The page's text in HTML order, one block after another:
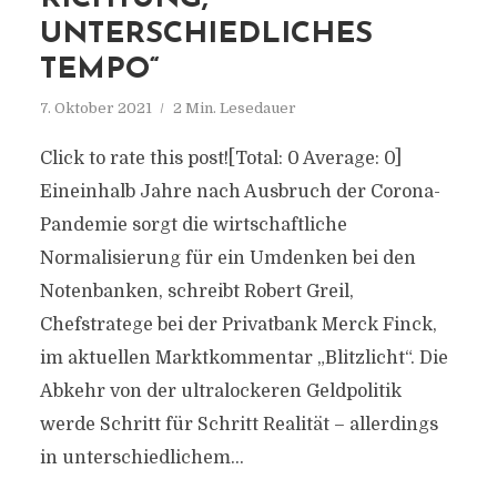
UNTERSCHIEDLICHES
TEMPO“
7. Oktober 2021 2 Min. Lesedauer
Click to rate this post![Total: 0 Average: 0]
Eineinhalb Jahre nach Ausbruch der Corona-
Pandemie sorgt die wirtschaftliche
Normalisierung für ein Umdenken bei den
Notenbanken, schreibt Robert Greil,
Chefstratege bei der Privatbank Merck Finck,
im aktuellen Marktkommentar „Blitzlicht“. Die
Abkehr von der ultralockeren Geldpolitik
werde Schritt für Schritt Realität – allerdings
in unterschiedlichem...